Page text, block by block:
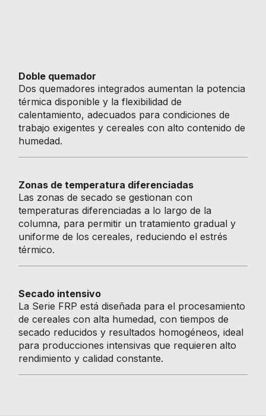
Doble quemador
Dos quemadores integrados aumentan la potencia
térmica disponible y la flexibilidad de
calentamiento, adecuados para condiciones de
trabajo exigentes y cereales con alto contenido de
humedad.
Zonas de temperatura diferenciadas
Las zonas de secado se gestionan con
temperaturas diferenciadas a lo largo de la
columna, para permitir un tratamiento gradual y
uniforme de los cereales, reduciendo el estrés
térmico.
Secado intensivo
La Serie FRP está diseñada para el procesamiento
de cereales con alta humedad, con tiempos de
secado reducidos y resultados homogéneos, ideal
para producciones intensivas que requieren alto
rendimiento y calidad constante.